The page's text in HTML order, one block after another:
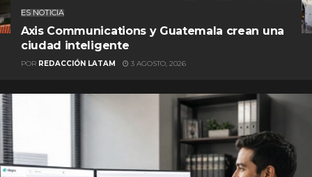
ES NOTICIA
Axis Communications y Guatemala crean una
ciudad inteligente
POR REDACCIÓN LATAM 3 AGOSTO, 2026